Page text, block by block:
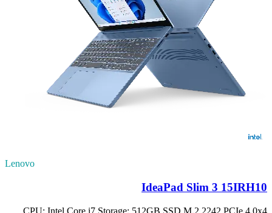
Lenovo
IdeaPad Slim 3 15IRH10
CPU: Intel Core i7 Storage: 512GB SSD M.2 2242 PCIe 4.0x4